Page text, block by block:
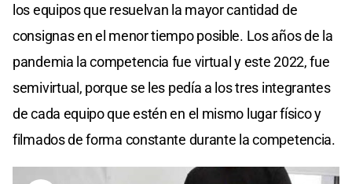
los equipos que resuelvan la mayor cantidad de
consignas en el menor tiempo posible. Los años de la
pandemia la competencia fue virtual y este 2022, fue
semivirtual, porque se les pedía a los tres integrantes
de cada equipo que estén en el mismo lugar físico y
filmados de forma constante durante la competencia.